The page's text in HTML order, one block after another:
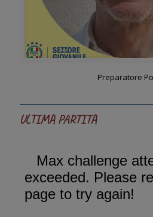
Preparatore
ULTIMA PARTITA